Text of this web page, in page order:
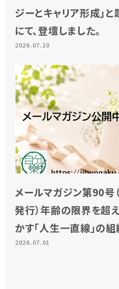
ジーとキャリア形成」
にて、登壇しました。
2026.07.10
メールマガジン第90号
発行）年齢の限界を超
かす「人生一直線」の組
2026.07.01